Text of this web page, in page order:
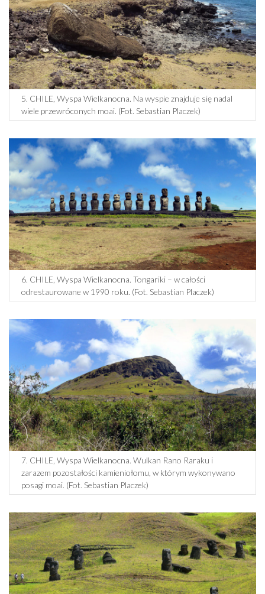
5. CHILE, Wyspa Wielkanocna. Na wyspie znajduje się nadal
wiele przewróconych moai. (Fot. Sebastian Placzek)
6. CHILE, Wyspa Wielkanocna. Tongariki – w całości
odrestaurowane w 1990 roku. (Fot. Sebastian Placzek)
7. CHILE, Wyspa Wielkanocna. Wulkan Rano Raraku i
zarazem pozostałości kamieniołomu, w którym wykonywano
posagi moai. (Fot. Sebastian Placzek)